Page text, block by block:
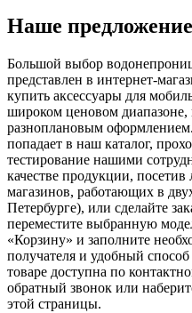
Наше предложение
Большой выбор
представлен в интернет-
купить аксессуары для
широком ценовом
разноплановым
попадает в наш каталог,
тестирование нашими
качестве продукции,
магазинов, работающих в
Петербурге), или сделайте
переместите выбранную
«Корзину» и заполните
получателя и удобный
товаре доступна по
обратный звонок или
этой страницы.